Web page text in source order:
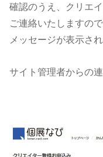
確認のうえ、クリエ
ご連絡いたしますの
メッセージが表示され
サイト管理者からの